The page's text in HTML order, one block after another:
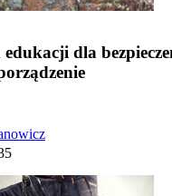
edukacji dla